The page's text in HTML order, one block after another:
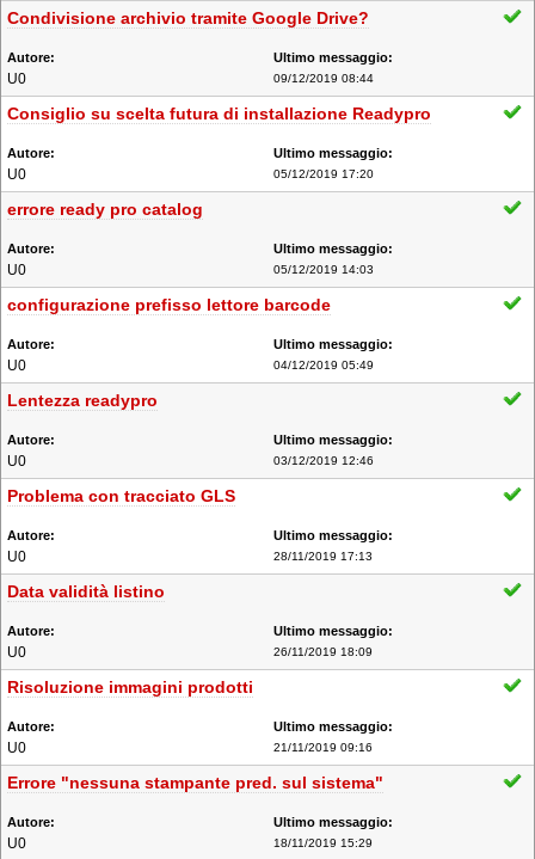
Condivisione archivio tramite Google Drive?
U0 09/12/2019 08:44
Consiglio su scelta futura di installazione Readypro
U0 05/12/2019 17:20
errore ready pro catalog
U0 05/12/2019 14:03
configurazione prefisso lettore barcode
U0 04/12/2019 05:49
Lentezza readypro
U0 03/12/2019 12:46
Problema con tracciato GLS
U0 28/11/2019 17:13
Data validità listino
U0 26/11/2019 18:09
Risoluzione immagini prodotti
U0 21/11/2019 09:16
Errore "nessuna stampante pred. sul sistema"
U0 18/11/2019 15:29